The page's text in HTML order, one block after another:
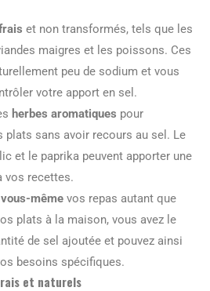
et non transformés, tels que les
maigres et les poissons. Ces
peu de sodium et vous
votre apport en sel.
herbes aromatiques pour
plats sans avoir recours au sel. Le
et le paprika peuvent apporter une
vos recettes.
même vos repas autant que
plats à la maison, vous avez le
de sel ajoutée et pouvez ainsi
besoins spécifiques.
et naturels